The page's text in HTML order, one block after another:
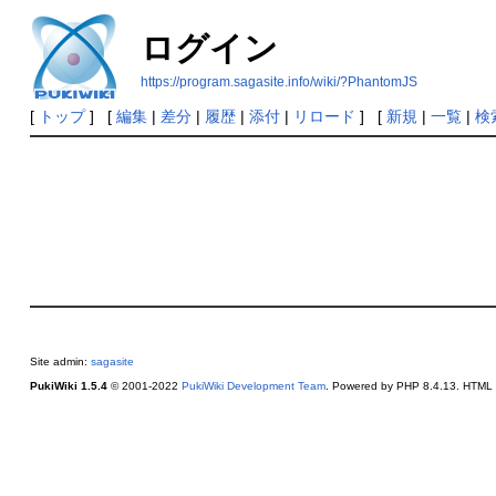
ログイン
https://program.sagasite.info/wiki/?PhantomJS
[ トップ] [ 編集| 差分| 履歴| 添付| リロード ] [ 新規 | 一覧| 検
Site admin: sagasite
PukiWiki 1.5.4© 2001-2022 PukiWiki Development Team. Powered by PHP 8.4.13.